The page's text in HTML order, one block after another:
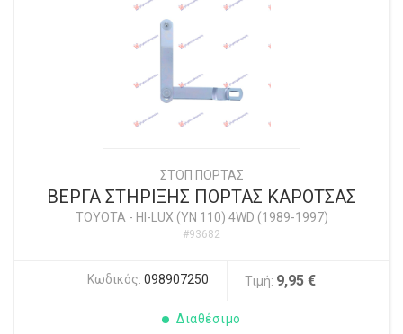
ΣΤΟΠ ΠΟΡΤΑΣ
ΒΕΡΓΑ ΣΤΗΡΙΞΗΣ ΠΟΡΤΑΣ ΚΑΡΟΤΣΑΣ
TOYOTA - HI-LUX (YN 110) 4WD (1989-1997)
#93682
Κωδικός: 098907250 Τιμή: 9,95 €
Διαθέσιμο